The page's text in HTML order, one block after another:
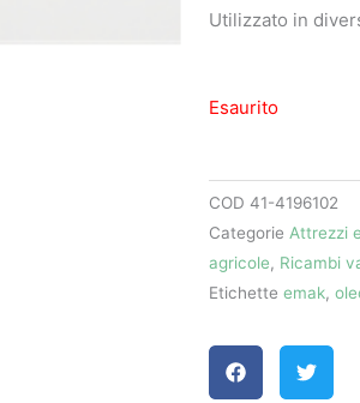
Utilizzato in
Esaurito
COD 41-4196102
Categorie Attrezzi
agricole, Ricambi
Etichette emak,